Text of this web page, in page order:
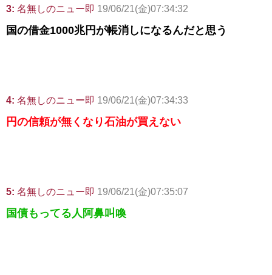
3: 名無しのニュー即 19/06/21(金)07:34:32
国の借金1000兆円が帳消しになるんだと思う
4: 名無しのニュー即 19/06/21(金)07:34:33
円の信頼が無くなり石油が買えない
5: 名無しのニュー即 19/06/21(金)07:35:07
国債もってる人阿鼻叫喚